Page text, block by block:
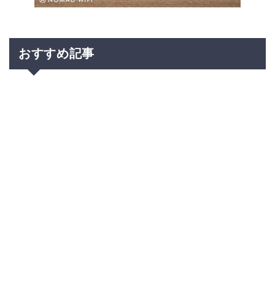
おすすめ記事